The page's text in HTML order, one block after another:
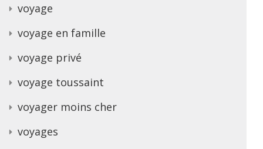
voyage
voyage en famille
voyage privé
voyage toussaint
voyager moins cher
voyages